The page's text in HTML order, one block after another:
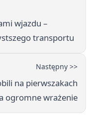
wjazdu –
transportu
Następny >>
na pierwszakach
ogromne wrażenie